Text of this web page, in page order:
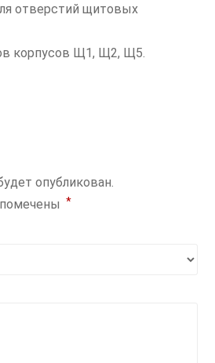
отверстий щитовых
корпусов Щ1, Щ2, Щ5.
опубликован.
*